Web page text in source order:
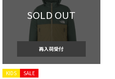
SOLD OUT
再入荷受付
SALE
KIDS